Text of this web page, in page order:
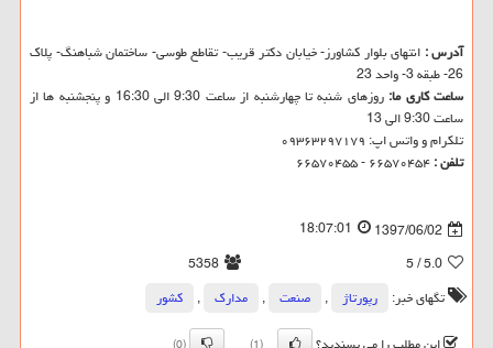
آدرس : انتهای بلوار کشاورز- خیابان دکتر قریب- تقاطع طوسی- ساختمان شباهنگ- پلاک
26- طبقه 3- واحد 23
ساعت کاری ما:
روزهای شنبه تا چهارشنبه از ساعت 9:30 الی 16:30 و پنجشنبه ها از
ساعت 9:30 الی 13
تلکرام و واتس اپ: ۰۹۳۶۳۲۹۷۱۷۹
تلفن :
1397/06/02
18:07:01
5.0
/ 5
5358
تگهای خبر:
رپورتاژ , صنعت , مدارك ,
كشور